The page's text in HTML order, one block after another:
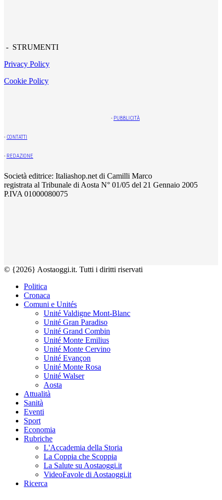
- STRUMENTI
Privacy Policy
Cookie Policy
- PUBBLICITÀ
- CONTATTI
- REDAZIONE
Società editrice: Italiashop.net di Camilli Marco
registrata al Tribunale di Aosta N° 01/05 del 21 Gennaio 2005
P.IVA 01000080075
© {2026} Aostaoggi.it. Tutti i diritti riservati
Politica
Cronaca
Comuni e Unités
Unité Valdigne Mont-Blanc
Unité Gran Paradiso
Unité Grand Combin
Unité Monte Emilius
Unité Monte Cervino
Unité Evançon
Unité Monte Rosa
Unité Walser
Aosta
Attualità
Sanità
Eventi
Sport
Economia
Rubriche
L'Accademia della Storia
La Coppia che Scoppia
La Salute su Aostaoggi.it
VideoFavole di Aostaoggi.it
Ricerca